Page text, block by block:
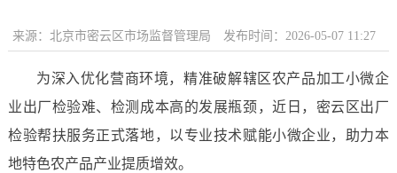
来源：北京市密云区市场监督管理局 发布时间：2026-05-07 11:27
为深入优化营商环境，精准破解辖区农产品加工小微企
业出厂检验难、检测成本高的发展瓶颈，近日，密云区出厂
检验帮扶服务正式落地，以专业技术赋能小微企业，助力本
地特色农产品产业提质增效。